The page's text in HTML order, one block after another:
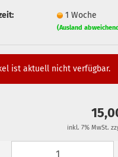
1 Woche
(Ausland
ist aktuell nicht verfügbar.
inkl. 7% MwSt.